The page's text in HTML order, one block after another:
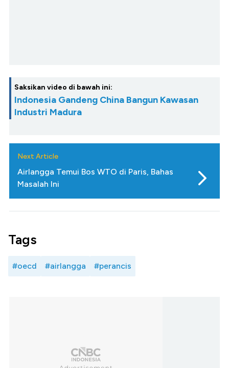
Saksikan video di bawah ini:
Indonesia Gandeng China Bangun Kawasan
Industri Madura
Next Article
Airlangga Temui Bos WTO di Paris, Bahas
Masalah Ini
Tags
#oecd #airlangga #perancis